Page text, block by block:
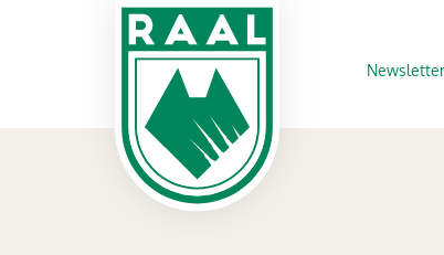
Newsletter